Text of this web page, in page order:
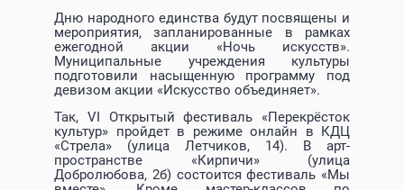
Дню народного единства будут посвящены и
мероприятия, запланированные в рамках
ежегодной акции «Ночь искусств».
Муниципальные учреждения культуры
подготовили насыщенную программу под
девизом акции «Искусство объединяет».
Так, VI Открытый фестиваль «Перекрёсток
культур» пройдет в режиме онлайн в КДЦ
«Стрела» (улица Летчиков, 14). В арт-
пространстве «Кирпичи» (улица
Добролюбова, 2б) состоится фестиваль «Мы